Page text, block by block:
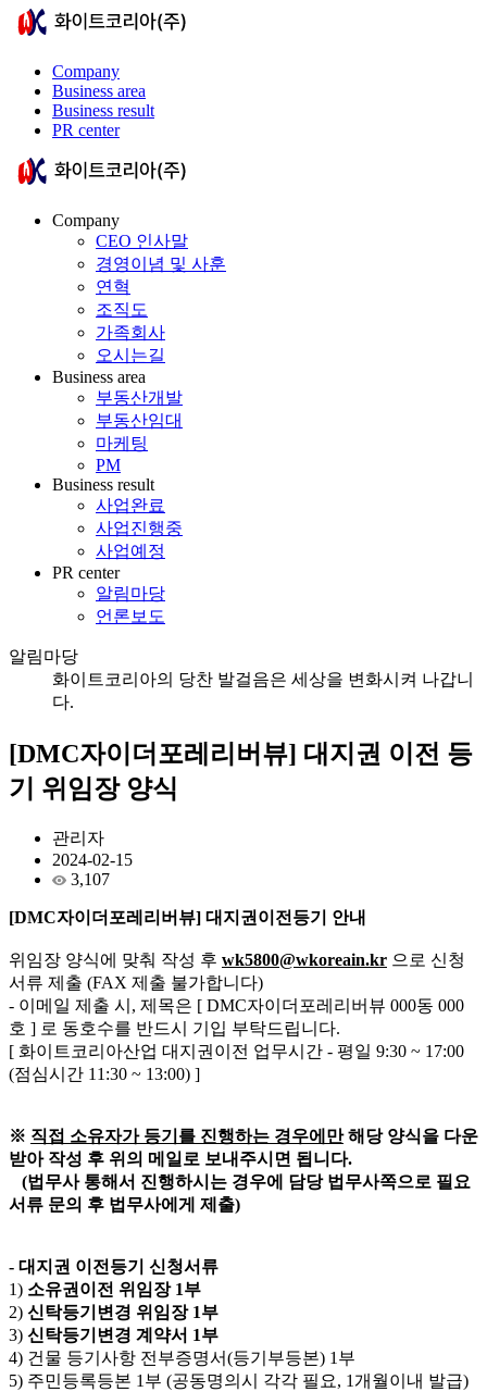
Company
Business area
Business result
PR center
Company
CEO 인사말
경영이념 및 사훈
연혁
조직도
가족회사
오시는길
Business area
부동산개발
부동산임대
마케팅
PM
Business result
사업완료
사업진행중
사업예정
PR center
알림마당
언론보도
알림마당
화이트코리아의 당찬 발걸음은 세상을 변화시켜 나갑니
다.
[DMC자이더포레리버뷰] 대지권 이전 등
기 위임장 양식
관리자
2024-02-15
3,107
[DMC자이더포레리버뷰] 대지권이전등기 안내
위임장 양식에 맞춰 작성 후 wk5800@wkoreain.kr 으로 신청
서류 제출 (FAX 제출 불가합니다)
- 이메일 제출 시, 제목은 [ DMC자이더포레리버뷰 000동 000
호 ] 로 동호수를 반드시 기입 부탁드립니다.
[ 화이트코리아산업 대지권이전 업무시간 - 평일 9:30 ~ 17:00
(점심시간 11:30 ~ 13:00) ]
※ 직접 소유자가 등기를 진행하는 경우에만해당 양식을 다운
받아 작성 후 위의 메일로 보내주시면 됩니다.
(법무사 통해서 진행하시는 경우에 담당 법무사쪽으로 필요
서류 문의 후 법무사에게 제출)
- 대지권 이전등기 신청서류
1) 소유권이전 위임장 1부
2) 신탁등기변경 위임장 1부
3) 신탁등기변경 계약서 1부
4) 건물 등기사항 전부증명서(등기부등본) 1부
5) 주민등록등본 1부 (공동명의시 각각 필요, 1개월이내 발급)